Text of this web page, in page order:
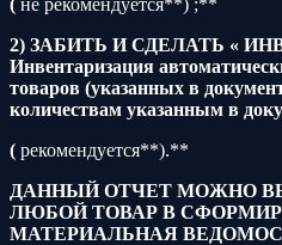
2) ЗАБИТЬ И СДЕЛАТЬ «
Инвентаризация
товаров (указанных в
количествам указанным в
( рекомендуется**).**
ДАННЫЙ ОТЧЕТ МОЖНО
ЛЮБОЙ ТОВАР В
МАТЕРИАЛЬНАЯ